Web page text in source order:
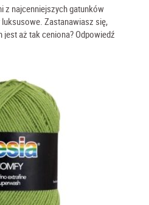
z najcenniejszych gatunków
Zastanawiasz się,
aż tak ceniona? Odpowiedź
włókien.
jest surowy klimat o
temperatur. Najcenniejsze włókno
Cechą charakterystyczną włóczek
i doskonałe cechy
cieplejszy od wełny
lanoliny, co czyni ją
i małych dzieci
kosztowne. Hodowane w
wyczesuje się tylko raz do